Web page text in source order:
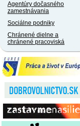
Agentúry dočasného
zamestnávania
Sociálne podniky
Chránené dielne a
chránené pracoviská